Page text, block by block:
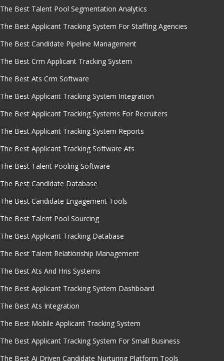
The Best Talent Pool Segmentation Analytics
The Best Applicant Tracking System For Staffing Agencies
The Best Candidate Pipeline Management
The Best Crm Applicant Tracking System
The Best Ats Crm Software
The Best Applicant Tracking System Integration
The Best Applicant Tracking Systems For Recruiters
The Best Applicant Tracking System Reports
The Best Applicant Tracking Software Ats
The Best Talent Pooling Software
The Best Candidate Database
The Best Candidate Engagement Tools
The Best Talent Pool Sourcing
The Best Applicant Tracking Database
The Best Talent Relationship Management
The Best Ats And Hris Systems
The Best Applicant Tracking System Dashboard
The Best Ats Integration
The Best Mobile Applicant Tracking System
The Best Applicant Tracking System For Small Business
The Best Ai Driven Candidate Nurturing Platform Tools